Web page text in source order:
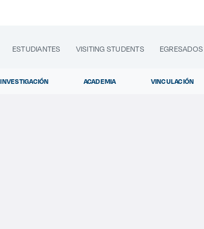
ESTUDIANTES VISITING STUDENTS EGRESADOS
INVESTIGACIÓN ACADEMIA VINCULACIÓN